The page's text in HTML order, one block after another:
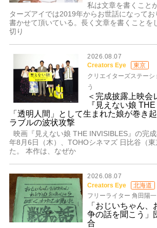
私は文章を書くこと
ターズアイでは2019年からお世話になってお
書かせて頂いている。長く文章を書くことを
切り
2026.08.07
Creators Eye
東京
クリエイターズステー
う
＜完成披露上映会
『見えない娘
「透明人間」として生まれた娘が巻き
ラブルの波状攻撃
映画『見えない娘 THE INVISIBLES』の完
年8月6日（木）、TOHOシネマズ 日比谷（
た。 本作は、なぜか
2026.08.07
Creators Eye
北海道
フリーライター 角田陽一
「おじいちゃん
争の話を聞こう」
合